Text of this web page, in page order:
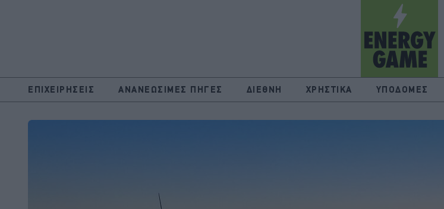
ΕΠΙΧΕΙΡΗΣΕΙΣ ΑΝΑΝΕΩΣΙΜΕΣ ΠΗΓΕΣ ΔΙΕΘΝΗ ΧΡΗΣΤΙΚΑ ΥΠΟΔΟΜΕΣ